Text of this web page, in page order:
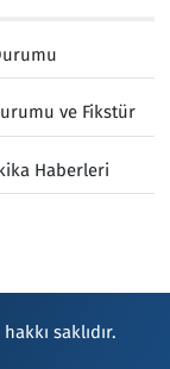
ve Fikstür
Haberleri
saklıdır.